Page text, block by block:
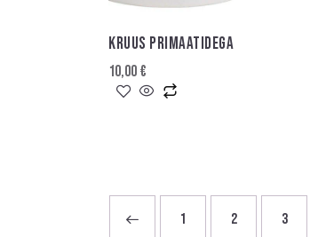
KRUUS PRIMAATIDEGA
10,00€
1 2 3